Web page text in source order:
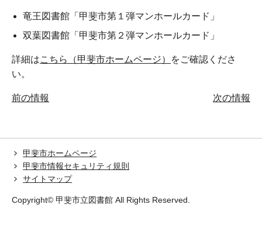
竜王図書館「甲斐市第１弾マンホールカード」
双葉図書館「甲斐市第２弾マンホールカード」
詳細はこちら（甲斐市ホームページ）
をご確認くださ
い。
前の情報 次の情報
甲斐市ホームページ
甲斐市情報セキュリティ規則
サイトマップ
Copyright© 甲斐市立図書館 All Rights Reserved.